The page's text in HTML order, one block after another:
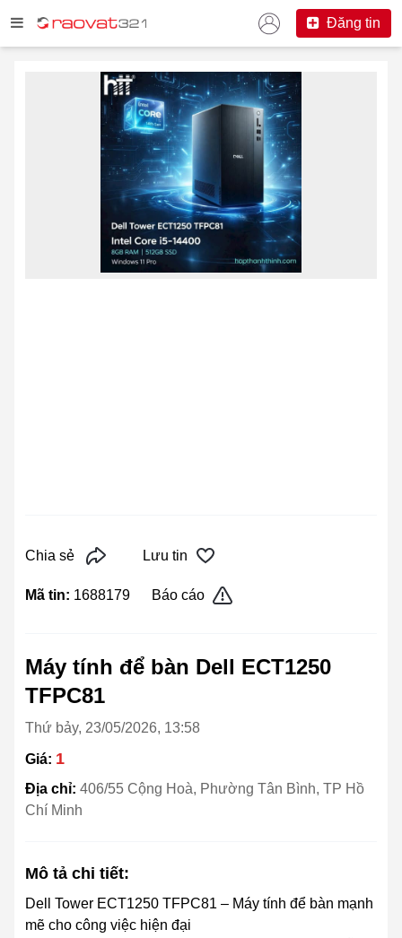
Đăng tin
Chia sẻ Lưu tin
Mã tin: 1688179 Báo cáo
Máy tính để bàn Dell ECT1250
TFPC81
Thứ bảy, 23/05/2026, 13:58
Giá: 1
Địa chỉ: 406/55 Cộng Hoà, Phường Tân Bình, TP Hồ
Chí Minh
Mô tả chi tiết:
Dell Tower ECT1250 TFPC81 – Máy tính để bàn mạnh
mẽ cho công việc hiện đại